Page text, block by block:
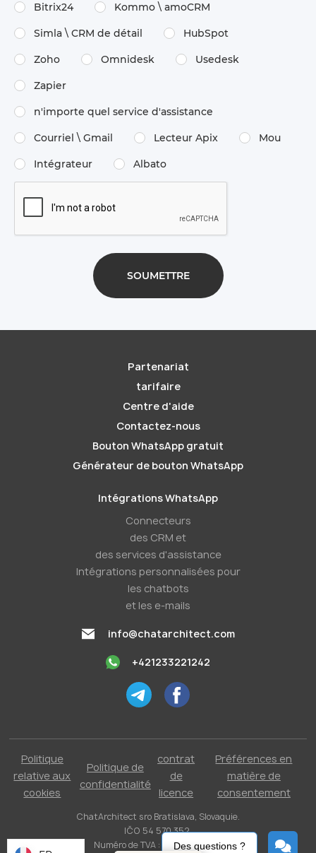
Bitrix24 Kommo \​ amoCRM
Simla \​ CRM de détail HubSpot
Zoho Omnidesk Usedesk
Zapier
n'importe quel service d'assistance
Courriel \ Gmail Lecteur Apix Mou
Intégrateur Albato
Partenariat
tarifaire
Centre d'aide
Contactez-nous
Bouton WhatsApp gratuit
Générateur de bouton WhatsApp
Intégrations WhatsApp
Connecteurs
des CRM et
des services d'assistance
Intégrations personnalisées pour
les chatbots
et les e-mails
info@chatarchitect.com
+421233221242
Politique
relative aux
cookies
Politique de
confidentialité
contrat
de
licence
Préférences en
matière de
consentement
ChatArchitect sro Bratislava, Slovaquie.
IČO 54 570 352.
Numéro de TVA : SK 2121731304.
Des questions ?